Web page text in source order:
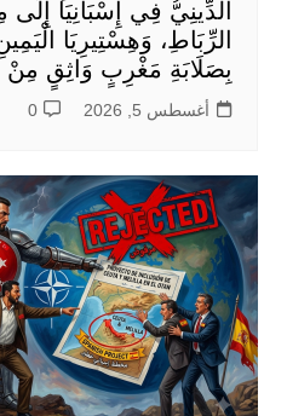
الدِّينِيُّ فِي إِسْبَانِيَا
الرِّبَاطِ، وَهِسْتِيرِيَا
بِصَلَابَةِ مَغْرِبٍ وَاثِقٍ مِنْ
أغسطس 5, 2026 0